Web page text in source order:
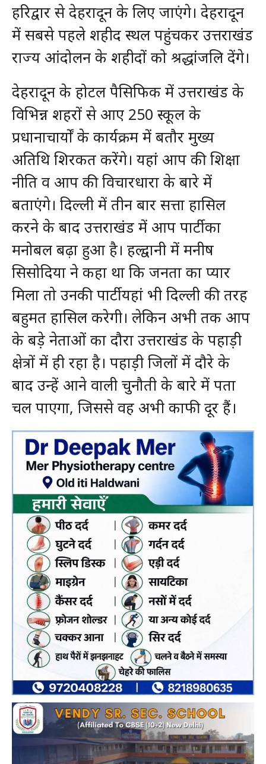
हरिद्वार से देहरादून के लिए जाएंगे। देहरादून
में सबसे पहले शहीद स्थल पहुंचकर उत्तराखंड
राज्य आंदोलन के शहीदों को श्रद्धांजलि देंगे।
देहरादून के होटल पैसिफिक में उत्तराखंड के
विभिन्न शहरों से आए 250 स्कूल के
प्रधानाचार्यों के कार्यक्रम में बतौर मुख्य
अतिथि शिरकत करेंगे। यहां आप की शिक्षा
नीति व आप की विचारधारा के बारे में
बताएंगे। दिल्ली में तीन बार सत्ता हासिल
करने के बाद उत्तराखंड में आप पार्टी का
मनोबल बढ़ा हुआ है। हल्द्वानी में मनीष
सिसोदिया ने कहा था कि जनता का प्यार
मिला तो उनकी पार्टी यहां भी दिल्ली की तरह
बहुमत हासिल करेगी। लेकिन अभी तक आप
के बड़े नेताओं का दौरा उत्तराखंड के पहाड़ी
क्षेत्रों में ही रहा है। पहाड़ी जिलों में दौरे के
बाद उन्हें आने वाली चुनौती के बारे में पता
चल पाएगा, जिससे वह अभी काफी दूर हैं।